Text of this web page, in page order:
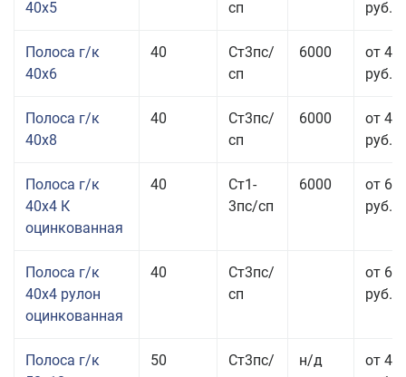
40x5
сп
руб.
Полоса г/к
40x6
40
Ст3пс/
сп
6000
от 43
руб.
Полоса г/к
40x8
40
Ст3пс/
сп
6000
от 43
руб.
Полоса г/к
40x4 К
оцинкованная
40
Ст1-
3пс/сп
6000
от 68
руб.
Полоса г/к
40x4 рулон
оцинкованная
40
Ст3пс/
сп
от 69
руб.
Полоса г/к
50
Ст3пс/
н/д
от 44